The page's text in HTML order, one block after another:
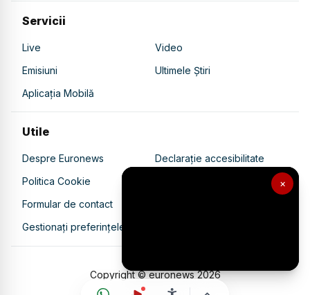
×
Servicii
Live
Video
Emisiuni
Ultimele Știri
Aplicația Mobilă
Utile
Despre Euronews
Declarație accesibilitate
Politica Cookie
Politica de confidențialitate
Formular de contact
Gestionați preferințele
Copyright © euronews2026